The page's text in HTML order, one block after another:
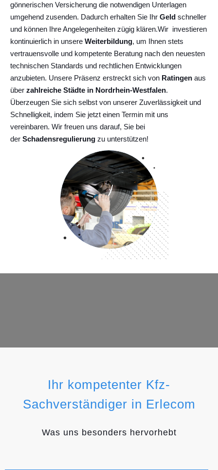
gönnerischen Versicherung die notwendigen Unterlagen
umgehend zusenden. Dadurch erhalten Sie Ihr Geld schneller
und können Ihre Angelegenheiten zügig klären.Wir investieren
kontinuierlich in unsere Weiterbildung, um Ihnen stets
vertrauensvolle und kompetente Beratung nach den neuesten
technischen Standards und rechtlichen Entwicklungen
anzubieten. Unsere Präsenz erstreckt sich von Ratingen aus
über zahlreiche Städte in Nordrhein-Westfalen.
Überzeugen Sie sich selbst von unserer Zuverlässigkeit und
Schnelligkeit, indem Sie jetzt einen Termin mit uns
vereinbaren. Wir freuen uns darauf, Sie bei
der Schadensregulierung zu unterstützen!
Ihr kompetenter Kfz-
Sachverständiger in Erlecom
Was uns besonders hervorhebt